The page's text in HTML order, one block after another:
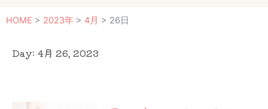
HOME > 2023年 > 4月 > 26日
Day: 4月 26, 2023